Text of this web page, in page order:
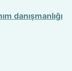
danışmanlığı